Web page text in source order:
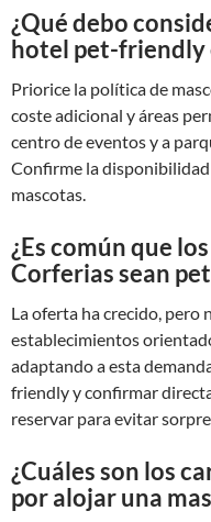
¿Qué debo
hotel pet-friendly
Priorice la política de
coste adicional y áreas
centro de eventos y a
Confirme la
mascotas.
¿Es común que
Corferias sean
La oferta ha crecido, pero
establecimientos
adaptando a esta
friendly y confirmar
reservar para evitar
¿Cuáles son los
por alojar una